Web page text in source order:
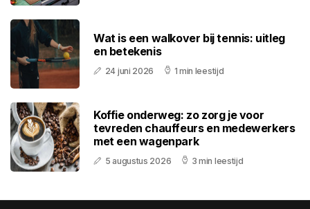
Wat is een walkover bij tennis: uitleg
en betekenis
24 juni 2026 1 min leestijd
Koffie onderweg: zo zorg je voor
tevreden chauffeurs en medewerkers
met een wagenpark
5 augustus 2026 3 min leestijd